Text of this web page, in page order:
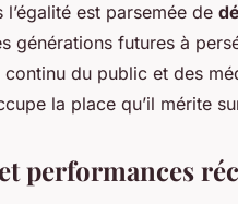
est parsemée de
générations futures à
du public et des
la place qu’il mérite
performances